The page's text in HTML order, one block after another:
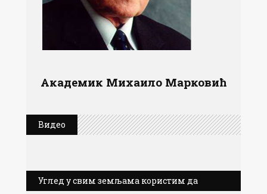
Академик Михаило Марковић
Видео
Углед у свим земљама користим да